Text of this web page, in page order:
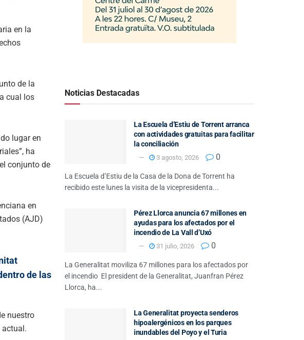
en la
de la
cual los
lugar en
ha
conjunto de
en
(AJD)
de las
nuestro
actual.
Noticias Destacadas
La Escuela d’Estiu de Torrent arranca
con actividades gratuitas para facilitar
la conciliación
3 agosto, 2026 0
La Escuela d’Estiu de la Casa de la Dona de Torrent ha
recibido este lunes la visita de la vicepresidenta...
Pérez Llorca anuncia 67 millones en
ayudas para los afectados por el
incendio de La Vall d’Uxó
31 julio, 2026 0
La Generalitat moviliza 67 millones para los afectados por
el incendio El president de la Generalitat, Juanfran Pérez
Llorca, ha...
La Generalitat proyecta senderos
hipoalergénicos en los parques
inundables del Poyo y el Turia